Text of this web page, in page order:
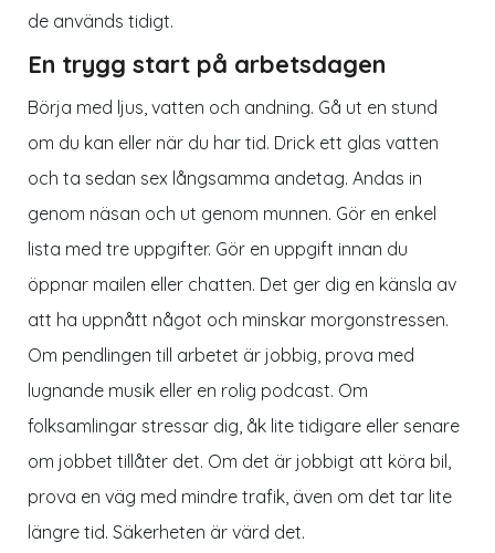
de används tidigt.
En trygg start på arbetsdagen
Börja med ljus, vatten och andning. Gå ut en stund
om du kan eller när du har tid. Drick ett glas vatten
och ta sedan sex långsamma andetag. Andas in
genom näsan och ut genom munnen. Gör en enkel
lista med tre uppgifter. Gör en uppgift innan du
öppnar mailen eller chatten. Det ger dig en känsla av
att ha uppnått något och minskar morgonstressen.
Om pendlingen till arbetet är jobbig, prova med
lugnande musik eller en rolig podcast. Om
folksamlingar stressar dig, åk lite tidigare eller senare
om jobbet tillåter det. Om det är jobbigt att köra bil,
prova en väg med mindre trafik, även om det tar lite
längre tid. Säkerheten är värd det.